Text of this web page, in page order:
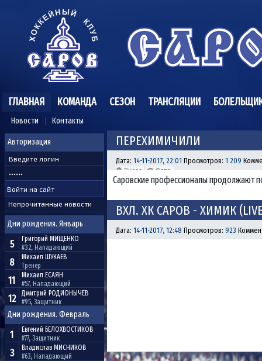
ГЛАВНАЯ
Новости Контакты
КОМАНДА СЕЗОН ТРАНСЛЯЦИИ
Авторизация
Непрочитанные новости
Дни рождения. Январь
5 Григорий МИЩЕНКО
#32, Нападающий
8 Михаил ШУКАЕВ
Тренер
11 Михаил ЕСАЯН
#57, Нападающий
12 Дмитрий РОДИОНЫЧЕВ
#95, Защитник
Дни рождения. Февраль
1 Евгений БЕЛОХВОСТИКОВ
#77, Защитник
3 Владислав МИСНИКОВ
#63, Нападающий
ПЕРЕХИМИЧИЛИ
Дата: 14-11-2017, 22:01 Просмотров: 1 209
Саровские профессионалы продолжают
ВХЛ. ХК САРОВ - ХИМИК
Дата: 14-11-2017, 12:48 Просмотров: 923